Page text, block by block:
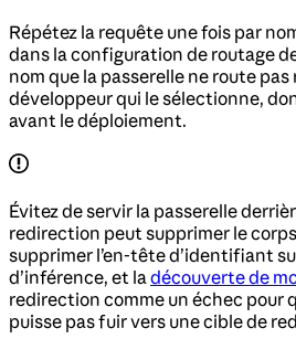
Répétez la requête une fois par
dans la configuration de routage
nom que la passerelle ne route
développeur qui le sélectionne,
avant le déploiement.
Évitez de servir la passerelle
redirection peut supprimer le
supprimer l’en-tête d’identifiant
d’inférence, et la découverte de
redirection comme un échec pour
puisse pas fuir vers une cible de